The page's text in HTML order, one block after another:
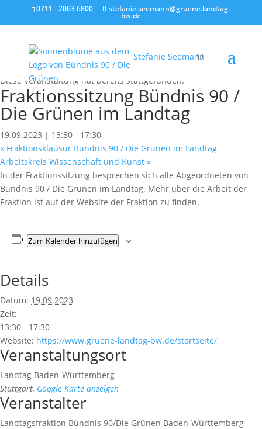
0711 - 2063 6800 stefanie.seemann@gruene.landtag-
bw.de
Stefanie Seemann
« Alle Veranstaltungen
Diese Veranstaltung hat bereits stattgefunden.
Fraktionssitzung Bündnis 90 /
Die Grünen im Landtag
19.09.2023 | 13:30 - 17:30
« Fraktionsklausur Bündnis 90 / Die Grünen im Landtag
Arbeitskreis Wissenschaft und Kunst »
In der Fraktionssitzung besprechen sich alle Abgeordneten von
Bündnis 90 / Die Grünen im Landtag. Mehr über die Arbeit der
Fraktion ist auf der Website der Fraktion zu finden.
Zum Kalender hinzufügen
Details
Datum: 19.09.2023
Zeit:
13:30 - 17:30
Website: https://www.gruene-landtag-bw.de/startseite/
Veranstaltungsort
Landtag Baden-Württemberg
Stuttgart, Google Karte anzeigen
Veranstalter
Landtagsfraktion Bündnis 90/Die Grünen Baden-Württemberg